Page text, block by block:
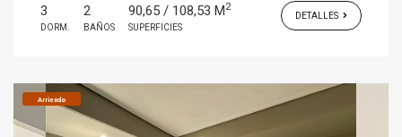
3
DORM.
2
BAÑOS
90,65 / 108,53 M2
SUPERFICIES
DETALLES
Arriendo